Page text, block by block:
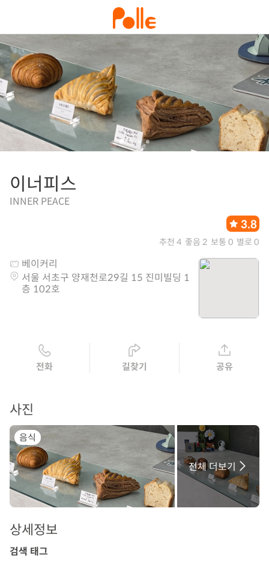
이너피스
INNER PEACE
3.8
추천 4 좋음 2 보통 0 별로 0
베이커리
서울 서초구 양재천로29길 15 진미빌딩 1
층 102호
전화 길찾기 공유
사진
음식
전체 더보기
상세정보
검색 태그